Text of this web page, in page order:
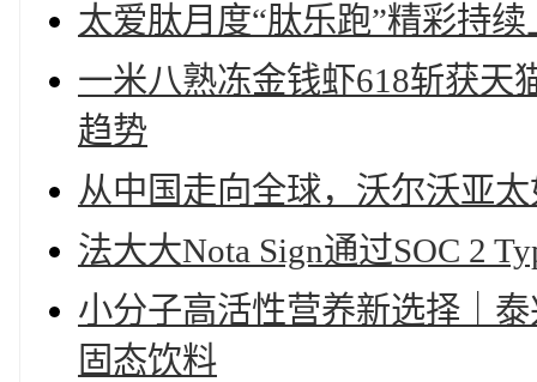
太爱肽月度“肽乐跑”精彩持续
一米八熟冻金钱虾618斩获天
趋势
从中国走向全球，沃尔沃亚
法大大Nota Sign通过SOC 2
小分子高活性营养新选择｜
固态饮料